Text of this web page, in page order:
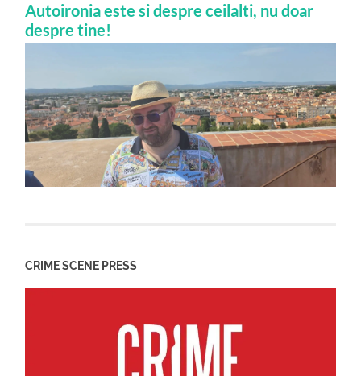
Autoironia este si despre ceilalti, nu doar
despre tine!
CRIME SCENE PRESS